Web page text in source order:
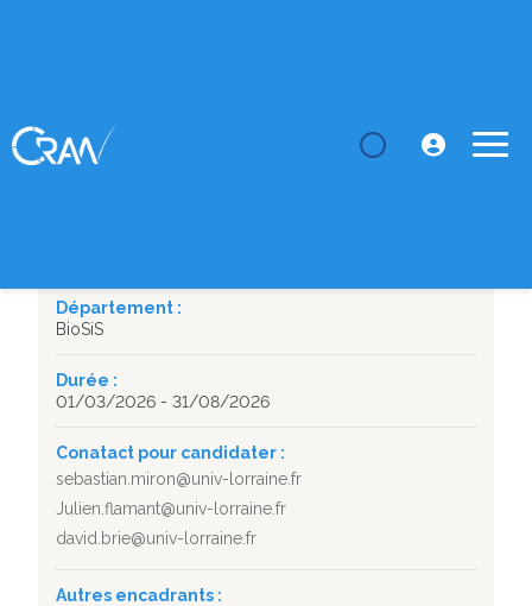
SUJET DE STAGE
Département :
BioSiS
Durée :
01/03/2026 - 31/08/2026
Conatact pour candidater :
sebastian.miron@univ-lorraine.fr
Julien.flamant@univ-lorraine.fr
david.brie@univ-lorraine.fr
Autres encadrants :